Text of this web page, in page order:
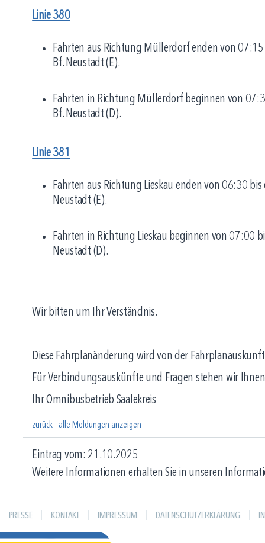
Linie 380
Fahrten aus Richtung Müllerdorf enden von
Bf. Neustadt (E).
Fahrten in Richtung Müllerdorf beginnen von
Bf. Neustadt (D).
Linie 381
Fahrten aus Richtung Lieskau enden von 06:30
Neustadt (E).
Fahrten in Richtung Lieskau beginnen von 07:00
Neustadt (D).
Wir bitten um Ihr Verständnis.
Diese Fahrplanänderung wird von der
Für Verbindungsauskünfte und Fragen stehen wir
Ihr Omnibusbetrieb Saalekreis
zurück - alle Meldungen anzeigen
Eintrag vom: 21.10.2025
Weitere Informationen erhalten Sie in unseren
PRESSE KONTAKT IMPRESSUM DATENSCHUTZERKLÄRUNG